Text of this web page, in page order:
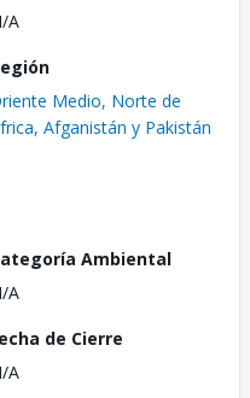
A
Medio, Norte de
Afganistán y Pakistán
Ambiental
A
de Cierre
A